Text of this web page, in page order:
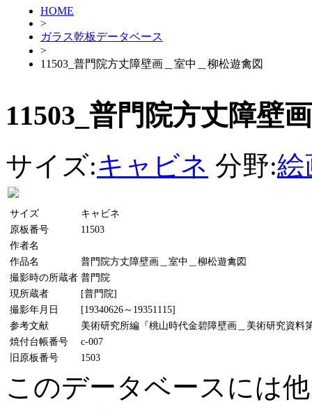
HOME
>
ガラス乾板データベース
>
11503_普門院方丈障壁画＿室中＿柳松遊禽図
11503_普門院方丈障壁
サイズ:キャビネ 分野:絵
サイズ
キャビネ
原板番号
11503
作者名
作品名
普門院方丈障壁画＿室中＿柳松遊禽図
撮影時の所蔵者 普門院
現所蔵者
[普門院]
撮影年月日
[19340626～19351115]
参考文献
美術研究所編『桃山時代金碧障壁画＿美術研究資料
焼付台帳番号
c-007
旧原板番号
1503
このデータベースには